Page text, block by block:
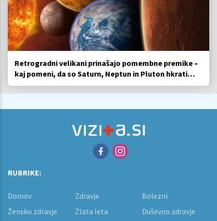
Retrogradni velikani prinašajo pomembne premike –
kaj pomeni, da so Saturn, Neptun in Pluton hkrati
retrogradni?
RUBRIKE:
Domov Zdravje
Bolezni
Žensko zdravje
Zlata leta
Duševno zdravje